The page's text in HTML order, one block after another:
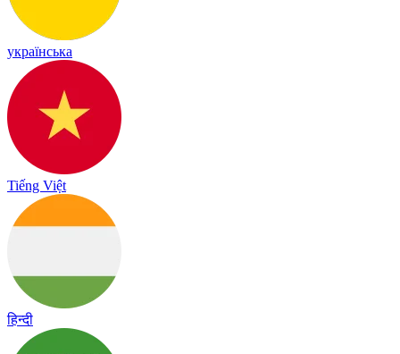
українська
Tiếng Việt
हिन्दी